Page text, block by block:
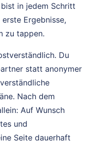
in jedem Schritt
Ergebnisse,
zu tappen.
Du
statt anonymer
Nach dem
Auf Wunsch
und
Seite dauerhaft